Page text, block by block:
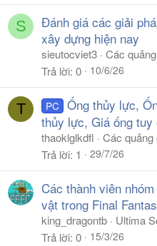
S
Đánh giá các giải
xây dựng hiện nay
sieutocviet3 Các
Trả lời 0 10/6/26
T PC Ống thủy lực,
thủy lực, Giá ống tuy
thaoklglkdfl
Các quảng
Trả lời 1 29/7/26
Các thành viên
vật trong Final
king_dragontb
Ultima
Trả lời 0 15/3/26